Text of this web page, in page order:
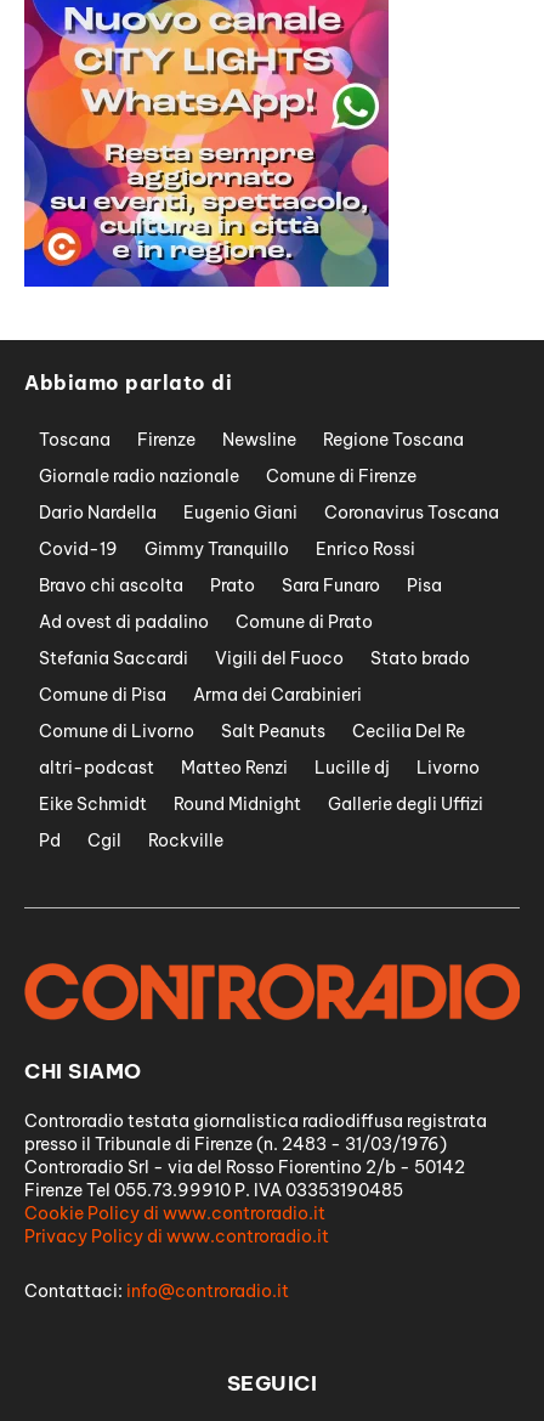
Abbiamo parlato di
Toscana Firenze Newsline
Regione Toscana
Giornale radio nazionale
Comune di Firenze
Dario Nardella
Eugenio Giani
Coronavirus Toscana
Covid-19
Gimmy Tranquillo
Enrico Rossi
Bravo chi ascolta
Prato Sara Funaro
Pisa
Ad ovest di padalino
Comune di Prato
Stefania Saccardi
Vigili del Fuoco
Stato brado
Comune di Pisa
Arma dei Carabinieri
Comune di Livorno
Salt Peanuts
Cecilia Del Re
altri-podcast
Matteo Renzi Lucille dj
Livorno
Eike Schmidt
Round Midnight
Gallerie degli Uffizi
Pd
Cgil Rockville
CHI SIAMO
Controradio testata giornalistica radiodiffusa registrata
presso il Tribunale di Firenze (n. 2483 - 31/03/1976)
Controradio Srl - via del Rosso Fiorentino 2/b - 50142
Firenze Tel 055.73.99910 P. IVA 03353190485
Cookie Policy di www.controradio.it
Privacy Policy di www.controradio.it
Contattaci: info@controradio.it
SEGUICI